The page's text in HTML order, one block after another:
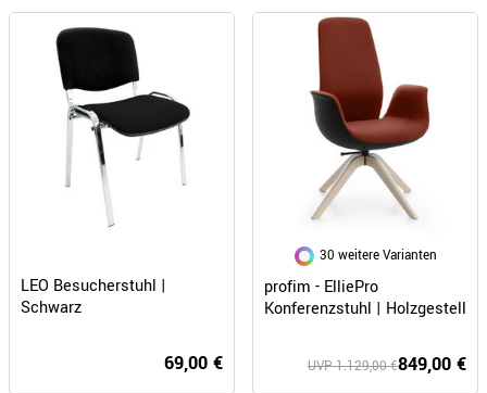
LEO Besucherstuhl |
Schwarz
69,00 €
30 weitere Varianten
profim - ElliePro
Konferenzstuhl | Holzgestell
849,00 €
UVP 1.129,00 €